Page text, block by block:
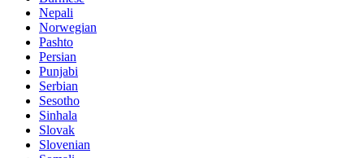
Nepali
Norwegian
Pashto
Persian
Punjabi
Serbian
Sesotho
Sinhala
Slovak
Slovenian